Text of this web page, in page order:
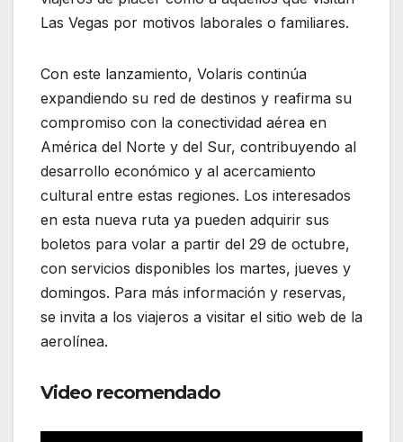
Las Vegas por motivos laborales o familiares.
Con este lanzamiento, Volaris continúa
expandiendo su red de destinos y reafirma su
compromiso con la conectividad aérea en
América del Norte y del Sur, contribuyendo al
desarrollo económico y al acercamiento
cultural entre estas regiones. Los interesados
en esta nueva ruta ya pueden adquirir sus
boletos para volar a partir del 29 de octubre,
con servicios disponibles los martes, jueves y
domingos. Para más información y reservas,
se invita a los viajeros a visitar el sitio web de la
aerolínea.
Video recomendado